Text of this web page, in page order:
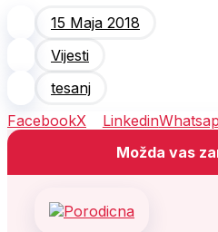
15 Maja 2018
Vijesti
tesanj
FacebookX Linkedin
Možda vas